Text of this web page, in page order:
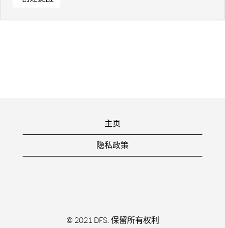
主页
隐私政策
© 2021 DFS. 保留所有权利